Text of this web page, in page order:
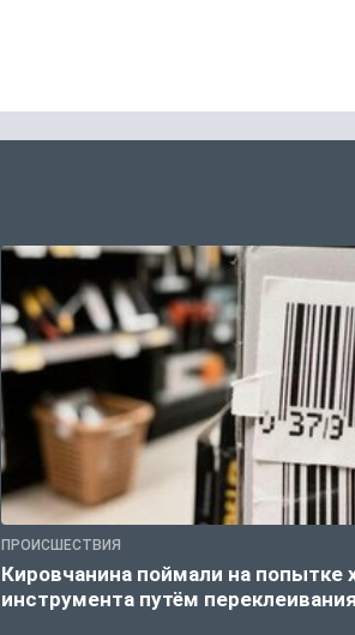
ПРОИСШЕСТВИЯ
Кировчанина поймали на попытке
инструмента путём